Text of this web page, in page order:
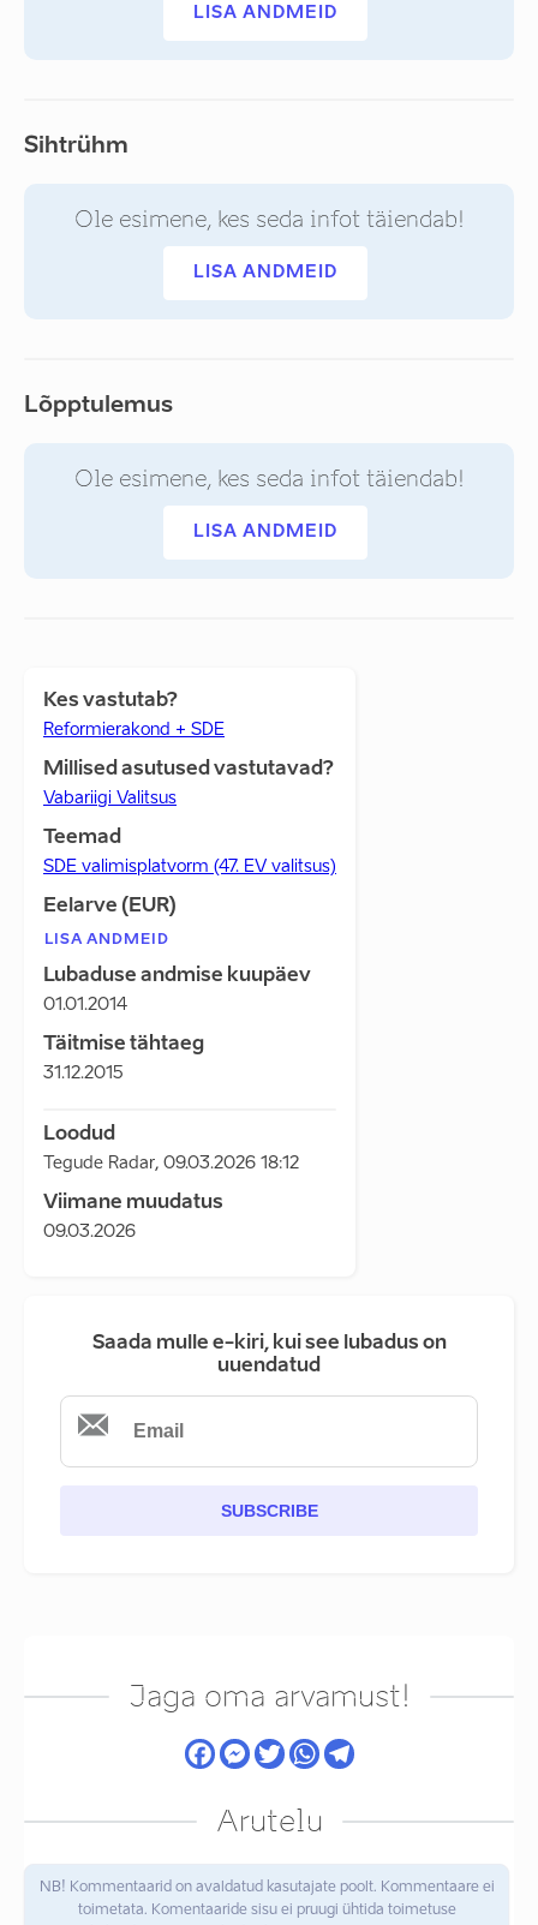
LISA ANDMEID
Sihtrühm
Ole esimene, kes seda infot täiendab!
LISA ANDMEID
Lõpptulemus
Ole esimene, kes seda infot täiendab!
LISA ANDMEID
Kes vastutab?
Reformierakond + SDE
Millised asutused vastutavad?
Vabariigi Valitsus
Teemad
SDE valimisplatvorm (47. EV valitsus)
Eelarve (EUR)
LISA ANDMEID
Lubaduse andmise kuupäev
01.01.2014
Täitmise tähtaeg
31.12.2015
Loodud
Tegude Radar, 09.03.2026 18:12
Viimane muudatus
09.03.2026
Saada mulle e-kiri, kui see lubadus on
uuendatud
SUBSCRIBE
Jaga oma arvamust!
Arutelu
NB! Kommentaarid on avaldatud kasutajate poolt. Kommentaare ei
toimetata. Komentaaride sisu ei pruugi ühtida toimetuse